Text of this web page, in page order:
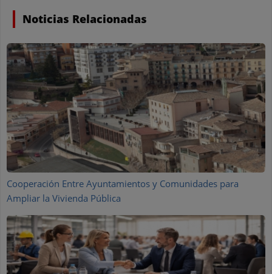
Noticias Relacionadas
Cooperación Entre Ayuntamientos y Comunidades para
Ampliar la Vivienda Pública